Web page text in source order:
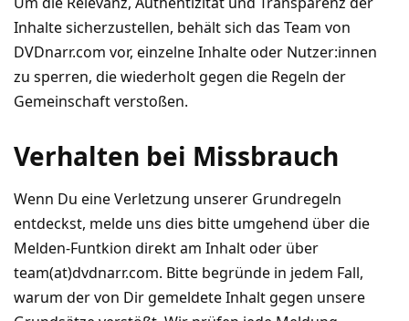
Inhalte sicherzustellen, behält sich das Team von
DVDnarr.com vor, einzelne Inhalte oder Nutzer:innen
zu sperren, die wiederholt gegen die Regeln der
Gemeinschaft verstoßen.
Verhalten bei Missbrauch
Wenn Du eine Verletzung unserer Grundregeln
entdeckst, melde uns dies bitte umgehend über die
Melden-Funtkion direkt am Inhalt oder über
team(at)dvdnarr.com. Bitte begründe in jedem Fall,
warum der von Dir gemeldete Inhalt gegen unsere